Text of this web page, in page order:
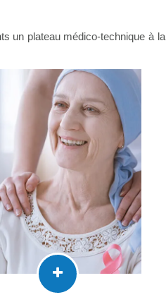
un plateau médico-technique à la